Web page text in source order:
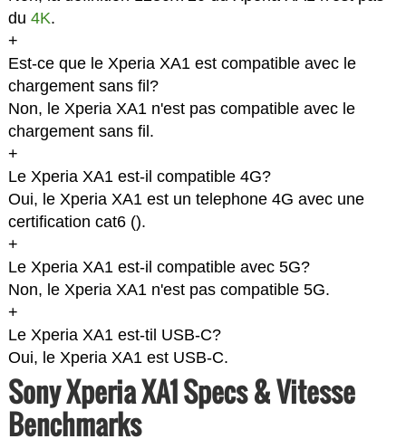
du 4K.
+
Est-ce que le Xperia XA1 est compatible avec le
chargement sans fil?
Non, le Xperia XA1 n'est pas compatible avec le
chargement sans fil.
+
Le Xperia XA1 est-il compatible 4G?
Oui, le Xperia XA1 est un telephone 4G avec une
certification cat6 ().
+
Le Xperia XA1 est-il compatible avec 5G?
Non, le Xperia XA1 n'est pas compatible 5G.
+
Le Xperia XA1 est-til USB-C?
Oui, le Xperia XA1 est USB-C.
Sony Xperia XA1 Specs & Vitesse
Benchmarks